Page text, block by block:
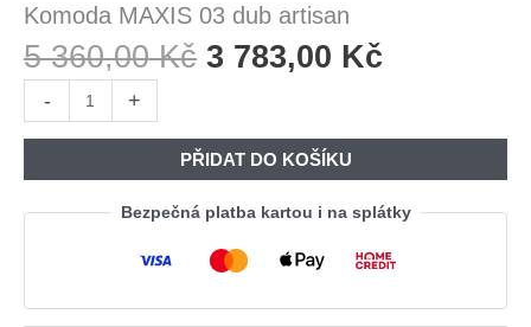
Komoda MAXIS 03 dub artisan
5 360,00Kč Původní
5
360,00 Kč.
3 783,00 Kč
783,00
-
MAXIS
dub
artisan
+
PŘIDAT DO KOŠÍKU
Bezpečná platba kartou i na splátky